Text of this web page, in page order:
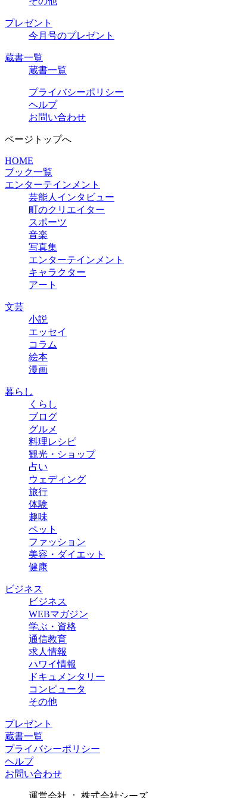
プレゼント
今月号のプレゼント
蔵書一覧
蔵書一覧
プライバシーポリシー
ヘルプ
お問い合わせ
ページトップへ
HOME
ブック一覧
エンターテインメント
芸能人インタビュー
町のクリエイター
スポーツ
音楽
写真集
エンターテインメント
キャラクター
アート
文芸
小説
エッセイ
コラム
絵本
漫画
暮らし
くらし
ブログ
グルメ
料理レシピ
観光・ショップ
占い
ウェディング
旅行
体験
趣味
ペット
ファッション
美容・ダイエット
健康
ビジネス
ビジネス
WEBマガジン
学ぶ・資格
通信教育
求人情報
ハワイ情報
ドキュメンタリー
コンピュータ
その他
プレゼント
蔵書一覧
プライバシーポリシー
ヘルプ
お問い合わせ
運営会社 ： 株式会社シーズ